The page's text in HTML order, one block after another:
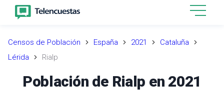
Censos de Población España 2021
Cataluña
Lérida
Rialp
Población de Rialp en 2021